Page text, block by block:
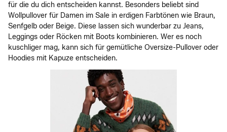
für die du dich entscheiden kannst. Besonders beliebt sind
Wollpullover für Damen im Sale in erdigen Farbtönen wie Braun,
Senfgelb oder Beige. Diese lassen sich wunderbar zu Jeans,
Leggings oder Röcken mit Boots kombinieren. Wer es noch
kuschliger mag, kann sich für gemütliche Oversize-Pullover oder
Hoodies mit Kapuze entscheiden.